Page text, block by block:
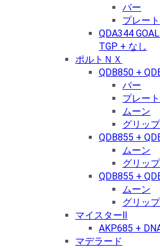
バー
プレート
QDA344
TGP + なし
ポルトＮＸ
QDB850 +
バー
プレート
ムーン
グリップ
QDB855 +
ムーン
グリップ
QDB855 +
ムーン
グリップ
マイスターⅡ
AKP685 +
マデラード